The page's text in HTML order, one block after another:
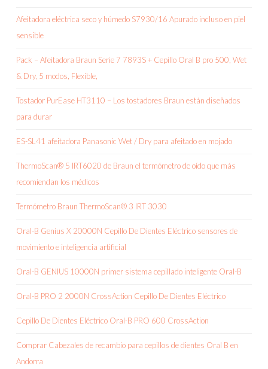
Afeitadora eléctrica seco y húmedo S7930/16 Apurado incluso en piel
sensible
Pack – Afeitadora Braun Serie 7 7893S + Cepillo Oral B pro 500, Wet
& Dry, 5 modos, Flexible,
Tostador PurEase HT3110 – Los tostadores Braun están diseñados
para durar
ES-SL41 afeitadora Panasonic Wet / Dry para afeitado en mojado
ThermoScan® 5 IRT6020 de Braun el termómetro de oído que más
recomiendan los médicos
Termómetro Braun ThermoScan® 3 IRT 3030
Oral-B Genius X 20000N Cepillo De Dientes Eléctrico sensores de
movimiento e inteligencia artificial
Oral-B GENIUS 10000N primer sistema cepillado inteligente Oral-B
Oral-B PRO 2 2000N CrossAction Cepillo De Dientes Eléctrico
Cepillo De Dientes Eléctrico Oral-B PRO 600 CrossAction
Comprar Cabezales de recambio para cepillos de dientes Oral B en
Andorra